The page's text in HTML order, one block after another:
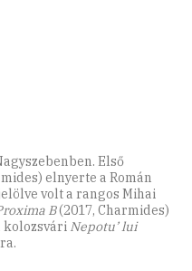
Első
elnyerte a Román
volt a rangos Mihai
B(2017, Charmides)
kolozsvári Nepotu’ lui